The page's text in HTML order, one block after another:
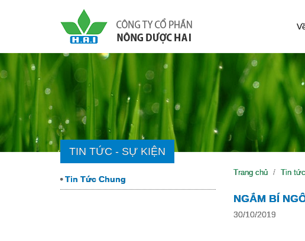
TIN TỨC - SỰ KIỆN
Tin Tức Chung
Trang chủ Tin
NGẮM BÍ
30/10/2019